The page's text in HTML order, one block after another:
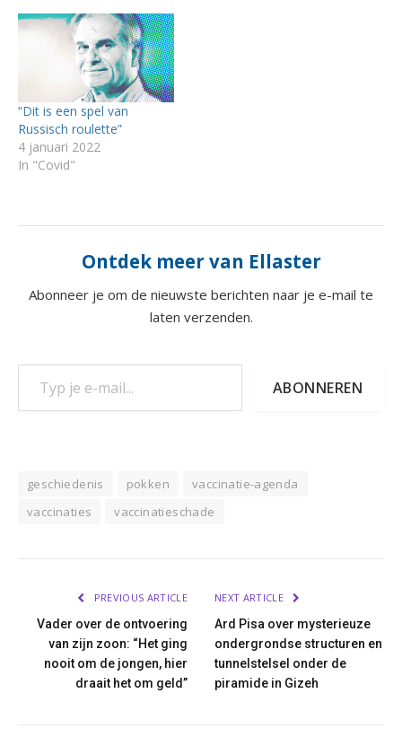
“Dit is een spel van
Russisch roulette”
4 januari 2022
In "Covid"
Ontdek meer van Ellaster
Abonneer je om de nieuwste berichten naar je e-mail te
laten verzenden.
Typ je e-mail...
ABONNEREN
geschiedenis pokken
vaccinatie-agenda
vaccinaties
vaccinatieschade
PREVIOUS ARTICLE
Vader over de ontvoering
van zijn zoon: “Het ging
nooit om de jongen, hier
draait het om geld”
NEXT ARTICLE
Ard Pisa over mysterieuze
ondergrondse structuren en
tunnelstelsel onder de
piramide in Gizeh